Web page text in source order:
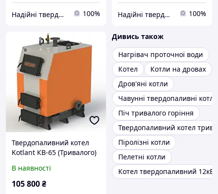
Надійні твердопаливні котли від teplo-street.com.ua 100% Надійні твердопаливні котли від teplo-street.com.ua 100%
Твердопаливний котел
Kotlant КВ-65 (Тривалого)
В наявності
105 800₴
Дивись також
Нагрівач проточної води
Котел
Котли на дровах
Дров'яні котли
Чавунні твердопаливні котли
Піч тривалого горіння
Твердопаливний котел
Піролізні котли
Пелетні котли
Котел твердопаливний 12кВт